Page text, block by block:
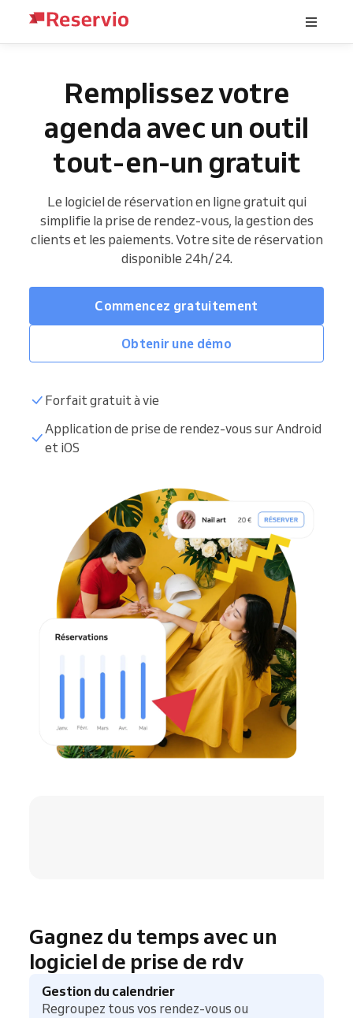
Remplissez votre
agenda avec un outil
tout-en-un gratuit
Le logiciel de réservation en ligne gratuit qui
simplifie la prise de rendez-vous, la gestion des
clients et les paiements. Votre site de réservation
disponible 24h/24.
Commencez gratuitement
Obtenir une démo
Forfait gratuit à vie
Application de prise de rendez-vous sur Android
et iOS
Gagnez du temps avec un
logiciel de prise de rdv
Gestion du calendrier
Regroupez tous vos rendez-vous ou